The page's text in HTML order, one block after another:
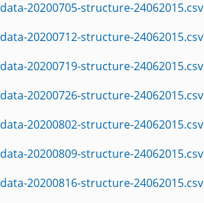
data-20200705-structure-24062015.csv
data-20200712-structure-24062015.csv
data-20200719-structure-24062015.csv
data-20200726-structure-24062015.csv
data-20200802-structure-24062015.csv
data-20200809-structure-24062015.csv
data-20200816-structure-24062015.csv